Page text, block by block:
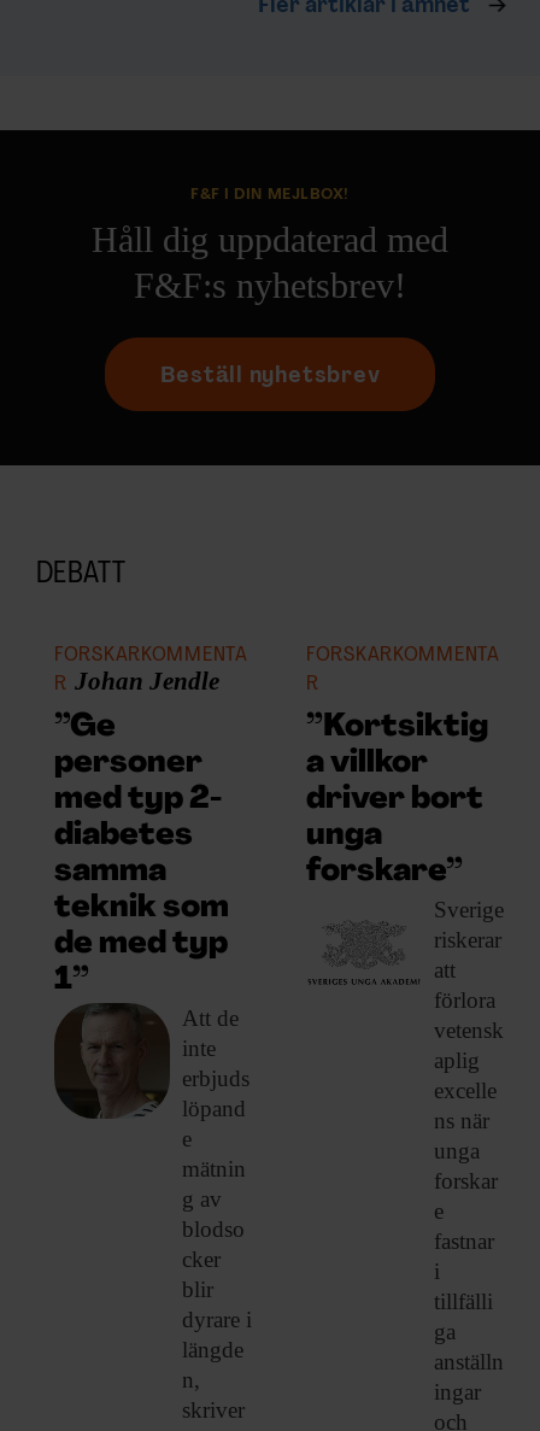
Fler artiklar i ämnet
F&F I DIN MEJLBOX!
Håll dig uppdaterad med
F&F:s nyhetsbrev!
Beställ nyhetsbrev
DEBATT
FORSKARKOMMENTA
R Johan Jendle
”Ge
personer
med typ 2-
diabetes
samma
teknik som
de med typ
1”
Att de
inte
erbjuds
löpand
e
mätnin
g av
blodso
cker
blir
dyrare i
längde
n,
skriver
FORSKARKOMMENTA
R
”Kortsiktig
a villkor
driver bort
unga
forskare”
Sverige
riskerar
att
förlora
vetensk
aplig
excelle
ns när
unga
forskar
e
fastnar
i
tillfälli
ga
anställn
ingar
och